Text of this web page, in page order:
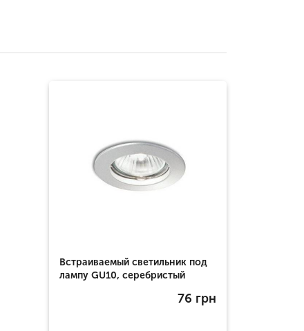
Встраиваемый светильник под
лампу GU10, серебристый
76 грн